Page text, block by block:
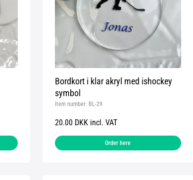
Bordkort i klar akryl med ishockey
symbol
Item number: BL-29
20.00 DKK incl. VAT
Order here